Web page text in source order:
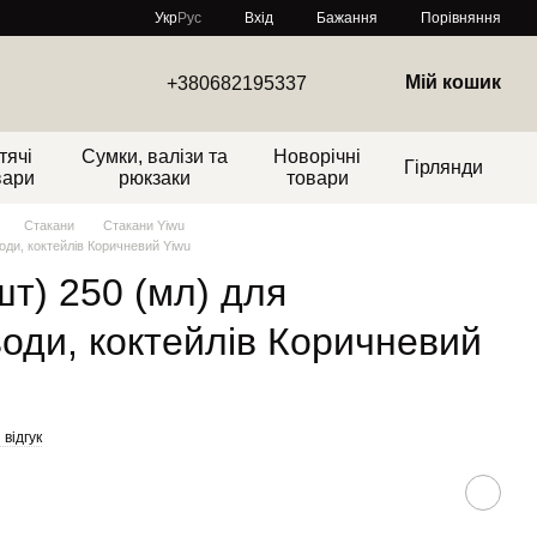
УкрРус Вхід Бажання Порівняння
+380682195337 Мій кошик
Сумки, валізи та
рюкзаки
Новорічні
товари
Гірлянди
Стакани
Стакани Yiwu
коктейлів Коричневий Yiwu
250 (мл) для
коктейлів Коричневий